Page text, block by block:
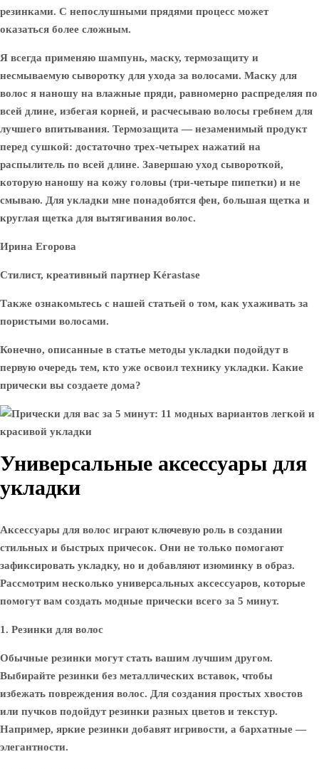
резинками. С непослушными прядями процесс может
оказаться более сложным.
Я всегда применяю шампунь, маску, термозащиту и
несмываемую сыворотку для ухода за волосами. Маску для
волос я наношу на влажные пряди, равномерно распределяя по
всей длине, избегая корней, и расчесываю волосы гребнем для
лучшего впитывания. Термозащита — незаменимый продукт
перед сушкой: достаточно трех-четырех нажатий на
распылитель по всей длине. Завершаю уход сывороткой,
которую наношу на кожу головы (три-четыре пипетки) и не
смываю. Для укладки мне понадобятся фен, большая щетка и
круглая щетка для вытягивания волос.
Ирина Егорова
Стилист, креативный партнер Kérastase
Также ознакомьтесь с нашей статьей о том, как ухаживать за
пористыми волосами.
Конечно, описанные в статье методы укладки подойдут в
первую очередь тем, кто уже освоил технику укладки. Какие
прически вы создаете дома?
Универсальные аксессуары для
укладки
Аксессуары для волос играют ключевую роль в создании
стильных и быстрых причесок. Они не только помогают
зафиксировать укладку, но и добавляют изюминку в образ.
Рассмотрим несколько универсальных аксессуаров, которые
помогут вам создать модные прически всего за 5 минут.
1. Резинки для волос
Обычные резинки могут стать вашим лучшим другом.
Выбирайте резинки без металлических вставок, чтобы
избежать повреждения волос. Для создания простых хвостов
или пучков подойдут резинки разных цветов и текстур.
Например, яркие резинки добавят игривости, а бархатные —
элегантности.